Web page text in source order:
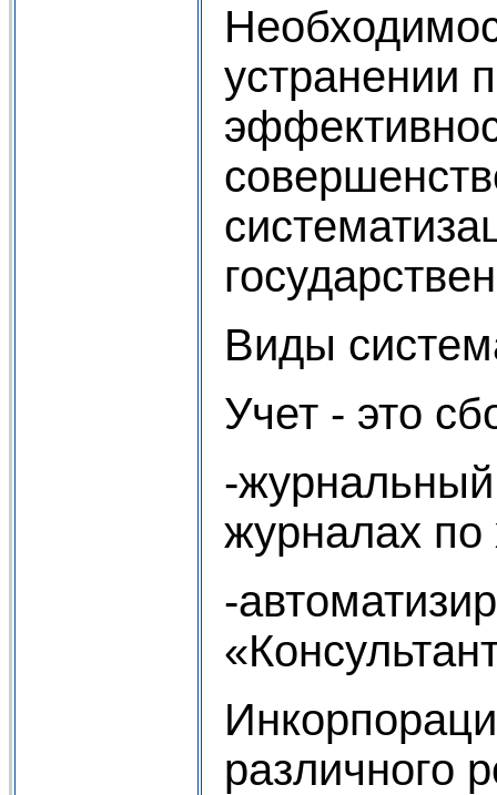
устранении
Виды
Учет - это
-
журналах по
-
различного